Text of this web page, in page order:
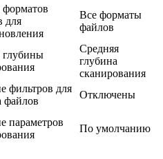
для
Все форматы
файлов
Средняя
глубина
сканирования
фильтров для
файлов
Отключены
параметров
По умолчанию